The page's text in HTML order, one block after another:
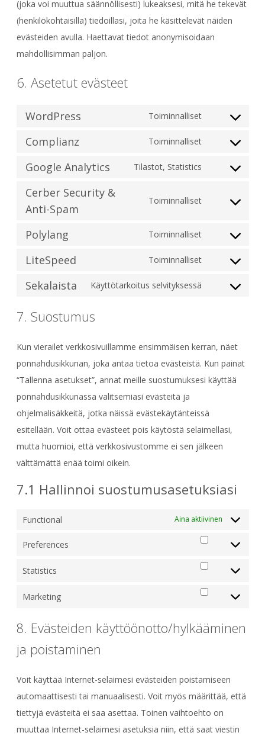
(joka voi muuttua säännöllisesti) lukeaksesi, mitä he tekevät
(henkilökohtaisilla) tiedoillasi, joita he käsittelevät näiden
evästeiden avulla. Haettavat tiedot anonymisoidaan
mahdollisimman paljon.
6. Asetetut evästeet
WordPress Toiminnalliset
Consent
wordpress
Complianz Toiminnalliset
Consent
Google Analytics Tilastot, Statistics
Consent
service
analytics
Cerber Security &
Anti-Spam
Toiminnalliset
Consent
service
security-
Polylang Toiminnalliset
Consent
polylang
LiteSpeed Toiminnalliset
Consent
Sekalaista Käyttötarkoitus selvityksessä
Consent
7. Suostumus
Kun vierailet verkkosivuillamme ensimmäisen kerran, näet
ponnahdusikkunan, joka antaa tietoa evästeistä. Kun painat
“Tallenna asetukset”, annat meille suostumuksesi käyttää
ponnahdusikkunassa valitsemiasi evästeitä ja
ohjelmalisäkkeitä, jotka näissä evästekäytänteissä
esitellään. Voit ottaa evästeet pois käytöstä selaimellasi,
mutta huomioi, että verkkosivustomme ei sen jälkeen
välttämättä enää toimi oikein.
7.1 Hallinnoi suostumusasetuksiasi
Functional Aina aktiivinen
Preferences
Preferences
Statistics
Statistics
Marketing
Marketing
8. Evästeiden käyttöönotto/hylkääminen
ja poistaminen
Voit käyttää Internet-selaimesi evästeiden poistamiseen
automaattisesti tai manuaalisesti. Voit myös määrittää, että
tiettyjä evästeitä ei saa asettaa. Toinen vaihtoehto on
muuttaa Internet-selaimesi asetuksia niin, että saat viestin